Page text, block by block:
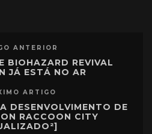
ANTERIOR
BIOHAZARD REVIVAL
JÁ ESTÁ NO AR
ARTIGO
DESENVOLVIMENTO DE
RACCOON CITY